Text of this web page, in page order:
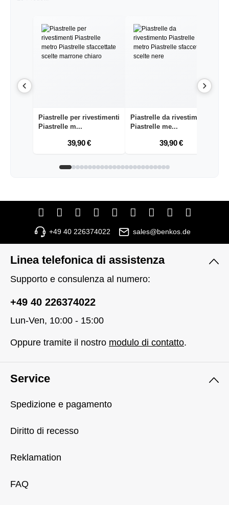
Piastrelle per rivestimenti
Piastrelle m...
39,90 €
Piastrelle da rivestimento
Piastrelle me...
39,90 €
+49 40 226374022 sales@benkos.de
Linea telefonica di assistenza
Supporto e consulenza al numero:
+49 40 226374022
Lun-Ven, 10:00 - 15:00
Oppure tramite il nostro modulo di contatto.
Service
Spedizione e pagamento
Diritto di recesso
Reklamation
FAQ